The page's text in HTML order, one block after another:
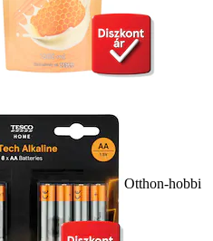
Otthon-hobbi